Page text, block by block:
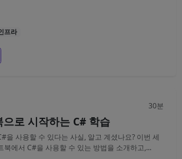
프라
30분
로 시작하는 C# 학습
을 사용할 수 있다는 사실, 알고 계셨나요? 이번 세
북에서 C#을 사용할 수 있는 방법을 소개하고,...